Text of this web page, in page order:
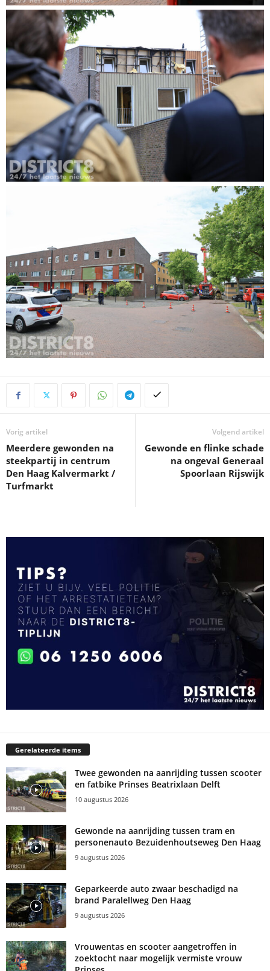
Vorig artikel
Meerdere gewonden na
steekpartij in centrum
Den Haag Kalvermarkt /
Turfmarkt
Volgend artikel
Gewonde en flinke schade
na ongeval Generaal
Spoorlaan Rijswijk
Gerelateerde items
Twee gewonden na aanrijding tussen scooter
en fatbike Prinses Beatrixlaan Delft
10 augustus 2026
Gewonde na aanrijding tussen tram en
personenauto Bezuidenhoutseweg Den Haag
9 augustus 2026
Geparkeerde auto zwaar beschadigd na
brand Paralellweg Den Haag
9 augustus 2026
Vrouwentas en scooter aangetroffen in
zoektocht naar mogelijk vermiste vrouw